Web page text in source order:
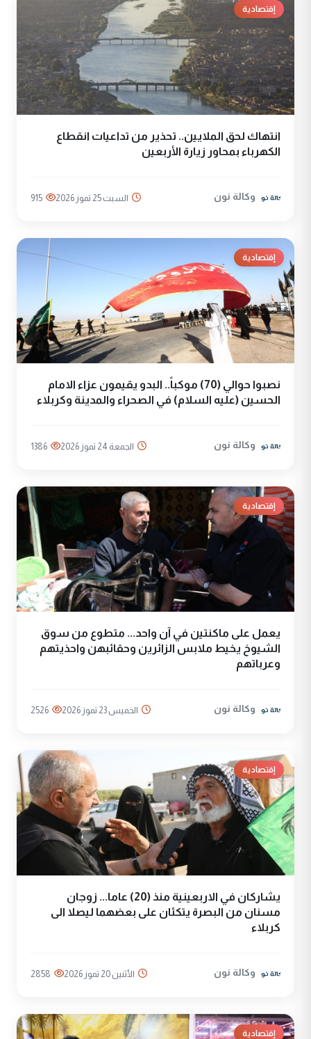
إقتصادية
انتهاك لحق الملايين.. تحذير من تداعيات انقطاع
الكهرباء بمحاور زيارة الأربعين
وكالة نون السبت 25 تموز 2026 915
إقتصادية
نصبوا حوالي (70) موكباً.. البدو يقيمون عزاء الامام
الحسين (عليه السلام) في الصحراء والمدينة وكربلاء
وكالة نون الجمعة 24 تموز 2026 1386
إقتصادية
يعمل على ماكنتين في آن واحد... متطوع من سوق
الشيوخ يخيط ملابس الزائرين وحقائبهن واحذيتهم
وعرباتهم
وكالة نون الخميس 23 تموز 2026 2526
إقتصادية
يشاركان في الاربعينية منذ (20) عاما... زوجان
مسنان من البصرة يتكئان على بعضهما ليصلا الى
كربلاء
وكالة نون الأثنين 20 تموز 2026 2858
إقتصادية